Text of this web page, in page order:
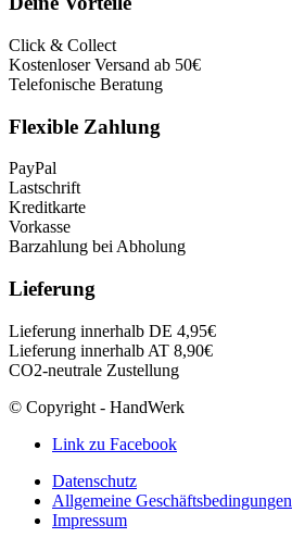
Click & Collect
Kostenloser Versand ab 50€
Telefonische Beratung
Flexible Zahlung
PayPal
Lastschrift
Kreditkarte
Vorkasse
Barzahlung bei Abholung
Lieferung
Lieferung innerhalb DE 4,95€
Lieferung innerhalb AT 8,90€
CO2-neutrale Zustellung
© Copyright - HandWerk
Link zu Facebook
Datenschutz
Allgemeine Geschäftsbedingungen
Impressum